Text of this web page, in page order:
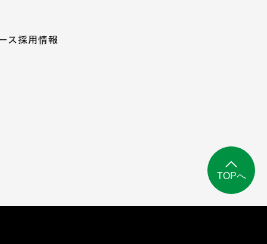
ス採用情報
TOPへ